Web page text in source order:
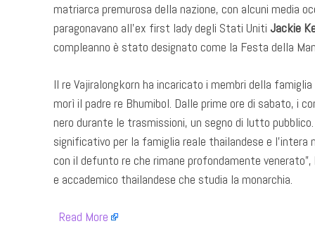
matriarca premurosa della nazione, con alcuni media
paragonavano all’ex first lady degli Stati Uniti Jackie
compleanno è stato designato come la Festa della
Il re Vajiralongkorn ha incaricato i membri della famiglia
morì il padre re Bhumibol. Dalle prime ore di sabato, i
nero durante le trasmissioni, un segno di lutto
significativo per la famiglia reale thailandese e
con il defunto re che rimane profondamente
e accademico thailandese che studia la monarchia.
Read More